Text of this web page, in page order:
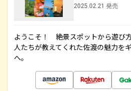
2025.02.21 発売
ようこそ！ 絶景スポットから遊び
人たちが教えてくれた佐渡の魅力を
へ。